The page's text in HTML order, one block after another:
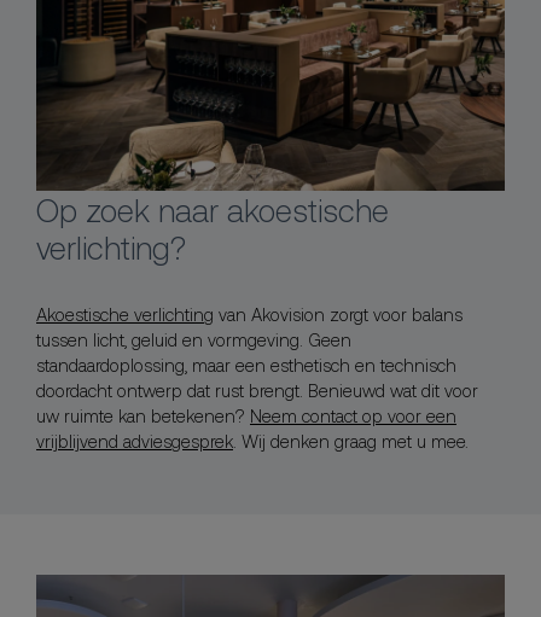
Op zoek naar akoestische
verlichting?
Akoestische verlichting van Akovision zorgt voor balans
tussen licht, geluid en vormgeving. Geen
standaardoplossing, maar een esthetisch en technisch
doordacht ontwerp dat rust brengt. Benieuwd wat dit voor
uw ruimte kan betekenen? Neem contact op voor een
vrijblijvend adviesgesprek . Wij denken graag met u mee.